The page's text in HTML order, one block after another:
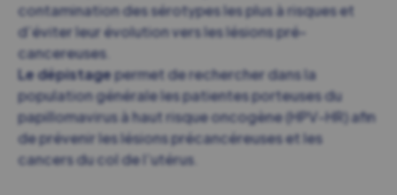
contamination des sérotypes les plus à risques et
d’éviter leur évolution vers les lésions pré-
cancereuses.
Le dépistagepermet de rechercher dans la
population générale les patientes porteuses du
papillomavirus à haut risque oncogène (HPV-HR) afin
de prévenir les lésions précancéreuses et les
cancers du col de l’utérus.